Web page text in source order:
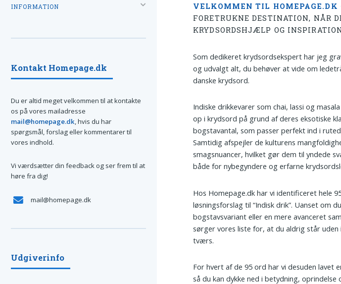
VELKOMMEN TIL HOMEPAGE.DK
FORETRUKNE DESTINATION, NÅR
KRYDSORDSHJÆLP OG
Som dedikeret krydsordsekspert har jeg
og udvalgt alt, du behøver at vide om
danske krydsord.
Indiske drikkevarer som chai, lassi og
op i krydsord på grund af deres eksotiske
bogstavantal, som passer perfekt ind i
Samtidig afspejler de kulturens
smagsnuancer, hvilket gør dem til yndede
både for nybegyndere og erfarne
Hos Homepage.dk har vi identificeret hele
løsningsforslag til “Indisk drik”. Uanset om
bogstavsvariant eller en mere avanceret
sørger vores liste for, at du aldrig står uden
tværs.
For hvert af de 95 ord har vi desuden lavet
så du kan dykke ned i betydning, oprindelse
INFORMATION
Kontakt Homepage.dk
Du er altid meget velkommen til at kontakte
os på vores mailadresse
mail@homepage.dk, hvis du har
spørgsmål, forslag eller kommentarer til
vores indhold.
Vi værdsætter din feedback og ser frem til at
høre fra dig!
mail@homepage.dk
Udgiverinfo